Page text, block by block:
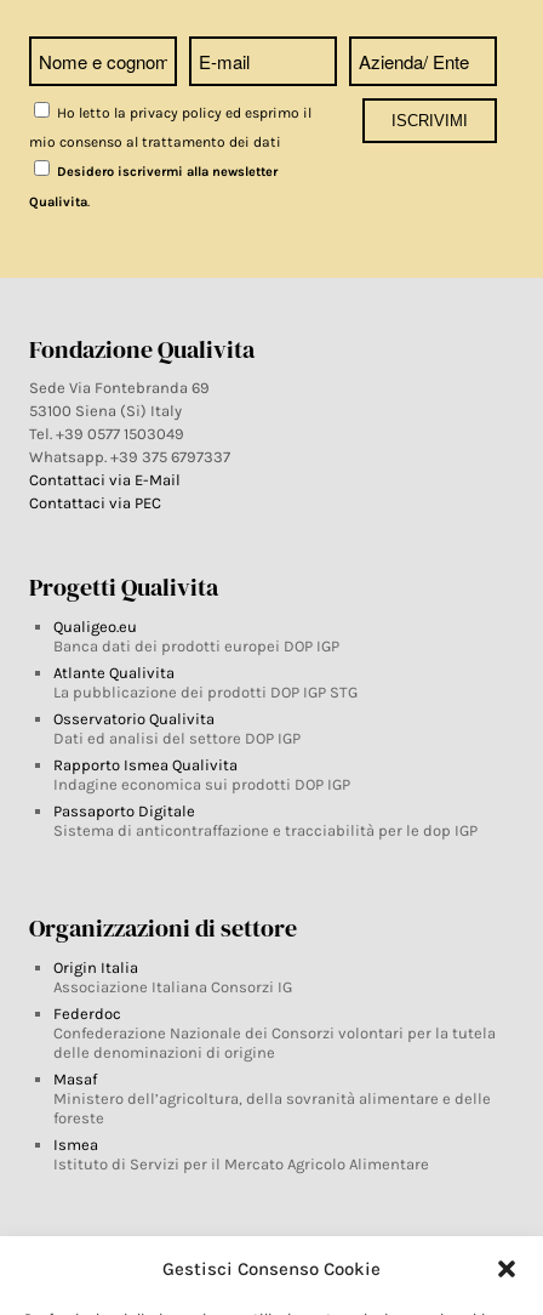
Gestisci Consenso Cookie
Ho letto la privacy policy ed esprimo il
mio consenso al trattamento dei dati
Desidero iscrivermi alla newsletter
Qualivita.
Fondazione Qualivita
Sede Via Fontebranda 69
53100 Siena (Si) Italy
Tel. +39 0577 1503049
Whatsapp. +39 375 6797337
Contattaci via E-Mail
Contattaci via PEC
Progetti Qualivita
Qualigeo.eu
Banca dati dei prodotti europei DOP IGP
Atlante Qualivita
La pubblicazione dei prodotti DOP IGP STG
Osservatorio Qualivita
Dati ed analisi del settore DOP IGP
Rapporto Ismea Qualivita
Indagine economica sui prodotti DOP IGP
Passaporto Digitale
Sistema di anticontraffazione e tracciabilità per le dop IGP
Organizzazioni di settore
Origin Italia
Associazione Italiana Consorzi IG
Federdoc
Confederazione Nazionale dei Consorzi volontari per la tutela
delle denominazioni di origine
Masaf
Ministero dell’agricoltura, della sovranità alimentare e delle
foreste
Ismea
Istituto di Servizi per il Mercato Agricolo Alimentare
Glossario DOP IGP